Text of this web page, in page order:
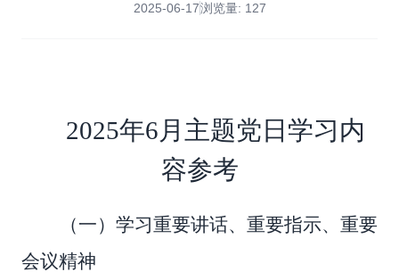
2025-06-17浏览量: 127
2025年6月主题党日学习内
容参考
（一）学习重要讲话、重要指示、重要
会议精神